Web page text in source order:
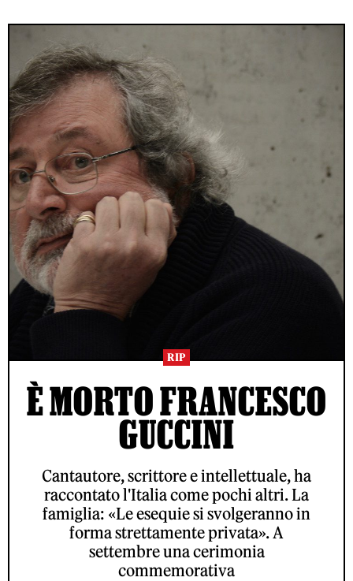
RIP
È MORTO FRANCESCO
GUCCINI
Cantautore, scrittore e intellettuale, ha
raccontato l'Italia come pochi altri. La
famiglia: «Le esequie si svolgeranno in
forma strettamente privata». A
settembre una cerimonia
commemorativa